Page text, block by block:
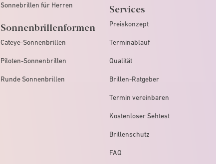
Sonnebrillen für Herren
Sonnenbrillenformen
Cateye-Sonnenbrillen
Piloten-Sonnenbrillen
Runde Sonnenbrillen
Services
Preiskonzept
Terminablauf
Qualität
Brillen-Ratgeber
Termin vereinbaren
Kostenloser Sehtest
Brillenschutz
FAQ